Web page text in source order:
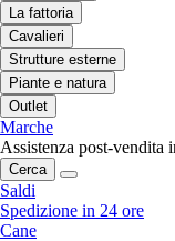
La fattoria
Cavalieri
Strutture esterne
Piante e natura
Outlet
Marche
Assistenza post-vendita
Cerca
Saldi
Spedizione in 24 ore
Cane